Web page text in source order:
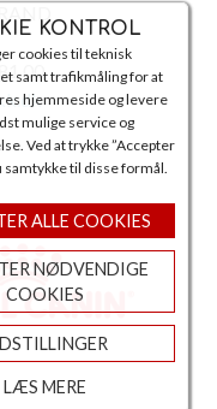
KONTROL
cookies til teknisk
samt trafikmåling for at
hjemmeside og levere
mulige service og
Ved at trykke ”Accepter
samtykke til disse formål.
ALLE COOKIES
NØDVENDIGE
COOKIES
LÆS MERE
00